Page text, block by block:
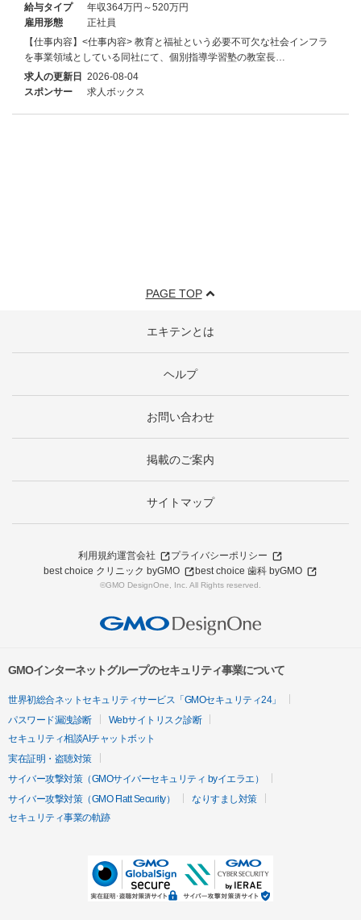
給与タイプ
年収364万円～520万円
雇用形態
正社員
【仕事内容】<仕事内容> 教育と福祉という必要不可欠な社会インフラ
を事業領域としている同社にて、個別指導学習塾の教室長…
求人の更新日 2026-08-04
スポンサー
求人ボックス
PAGE TOP
エキテンとは
ヘルプ
お問い合わせ
掲載のご案内
サイトマップ
利用規約運営会社
プライバシーポリシー
best choice クリニック byGMO
best choice 歯科 byGMO
©GMO DesignOne, Inc. All Rights reserved.
GMOインターネットグループのセキュリティ事業について
世界初総合ネットセキュリティサービス「GMOセキュリティ24」
パスワード漏洩診断
Webサイトリスク診断
セキュリティ相談AIチャットボット
実在証明・盗聴対策
サイバー攻撃対策（GMOサイバーセキュリティ byイエラエ）
サイバー攻撃対策（GMO Flatt Security）
なりすまし対策
セキュリティ事業の軌跡